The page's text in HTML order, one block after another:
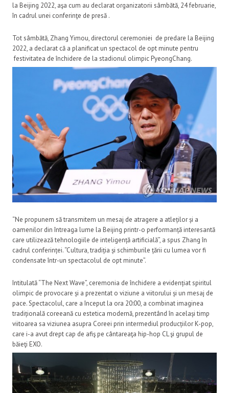
la Beijing 2022, aşa cum au declarat organizatorii sâmbătă, 24 februarie,
în cadrul unei conferinţe de presă .
Tot sâmbătă, Zhang Yimou, directorul ceremoniei de predare la Beijing
2022, a declarat că a planificat un spectacol de opt minute pentru
festivitatea de închidere de la stadionul olimpic PyeongChang.
“Ne propunem să transmitem un mesaj de atragere a atleților și a
oamenilor din întreaga lume la Beijing printr-o performanță interesantă
care utilizează tehnologiile de inteligență artificială”, a spus Zhang în
cadrul conferinței. “Cultura, tradiția și schimburile țării cu lumea vor fi
condensate într-un spectacolul de opt minute”.
Intitulată “The Next Wave”, ceremonia de închidere a evidențiat spiritul
olimpic de provocare și a prezentat o viziune a viitorului și un mesaj de
pace. Spectacolul, care a început la ora 20:00, a combinat imaginea
tradițională coreeană cu estetica modernă, prezentând în același timp
viitoarea sa viziunea asupra Coreei prin intermediul producțiilor K-pop,
care i-a avut drept cap de afiş pe cântareaţa hip-hop CL şi grupul de
băieţi EXO.